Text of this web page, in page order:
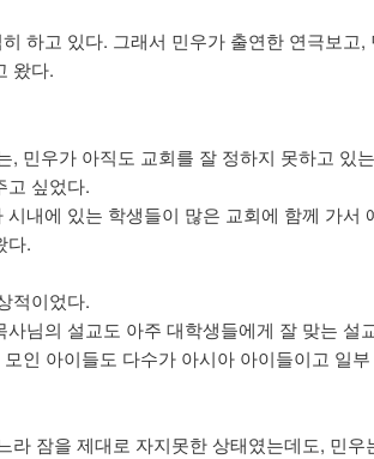
하고 있다. 그래서 민우가 출연한 연극보고,
왔다.
, 민우가 아직도 교회를 잘 정하지 못하고 있
고 싶었다.
내에 있는 학생들이 많은 교회에 함께 가서
다.
적이었다.
님의 설교도 아주 대학생들에게 잘 맞는 설
인 아이들도 다수가 아시아 아이들이고 일
라 잠을 제대로 자지못한 상태였는데도, 민우